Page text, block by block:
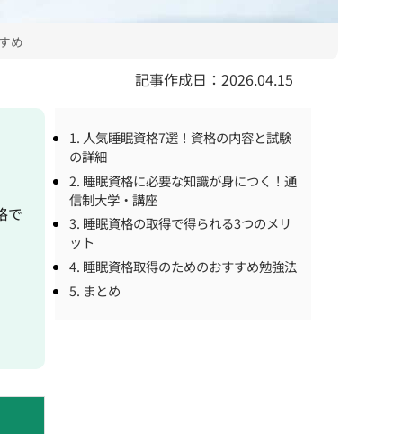
め
記事作成日：2026.04.15
で
1. 人気睡眠資格7選！資格の内容と試験
の詳細
2. 睡眠資格に必要な知識が身につく！通
信制大学・講座
3. 睡眠資格の取得で得られる3つのメリ
ット
4. 睡眠資格取得のためのおすすめ勉強法
5. まとめ